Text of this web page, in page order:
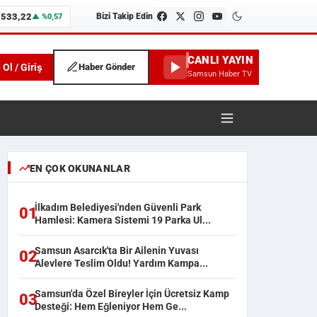
▲ %0,57 Bizi Takip Edin
Ol / Giriş Haber Gönder
CANLI YAYIN
Samsun Haber TV
ve İlçe Haberleri
EN ÇOK OKUNANLAR
01İlkadım Belediyesi'nden Güvenli Park
Hamlesi: Kamera Sistemi 19 Parka Ul...
02Samsun Asarcık'ta Bir Ailenin Yuvası
Alevlere Teslim Oldu! Yardım Kampa...
03Samsun'da Özel Bireyler İçin Ücretsiz Kamp
Desteği: Hem Eğleniyor Hem Ge...